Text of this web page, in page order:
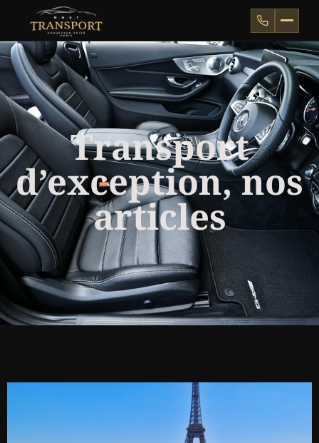
Transport
d’exception, nos
articles